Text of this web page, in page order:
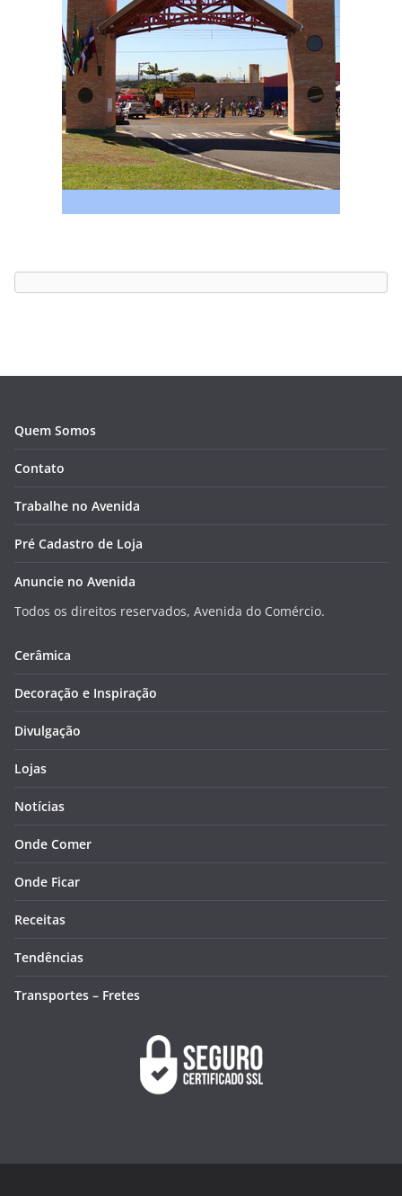
Quem Somos
Contato
Trabalhe no Avenida
Pré Cadastro de Loja
Anuncie no Avenida
Todos os direitos reservados, Avenida do Comércio.
Cerâmica
Decoração e Inspiração
Divulgação
Lojas
Notícias
Onde Comer
Onde Ficar
Receitas
Tendências
Transportes – Fretes